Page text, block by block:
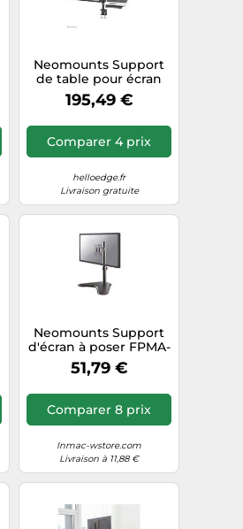
Neomounts Support
de table pour écran
FPMA-
D960NOTEBOOK 10-
réglable
195,49 €
Comparer 4 prix
helloedge.fr
Livraison gratuite
Neomounts Support
d'écran à poser FPMA-
D550SBLACK 13–32
pouces réglable
51,79 €
Comparer 8 prix
Inmac-wstore.com
Livraison à 11,88 €